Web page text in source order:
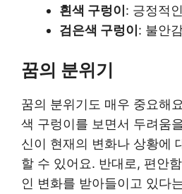
흰색 구렁이 : 긍정적
검은색 구렁이 : 불안
꿈의 분위기
꿈의 분위기도 매우 중요해
색 구렁이를 보면서 두려움
신이 현재의 변화나 상황에
할 수 있어요. 반대로, 편안
인 변화를 받아들이고 있다